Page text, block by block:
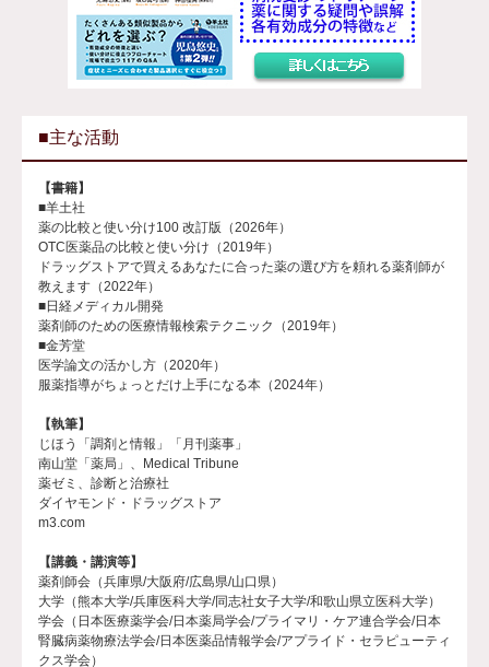
■主な活動
【書籍】
■羊土社
薬の比較と使い分け100 改訂版（2026年）
OTC医薬品の比較と使い分け（2019年）
ドラッグストアで買えるあなたに合った薬の選び方を頼れる薬剤師が
教えます（2022年）
■日経メディカル開発
薬剤師のための医療情報検索テクニック（2019年）
■金芳堂
医学論文の活かし方（2020年）
服薬指導がちょっとだけ上手になる本（2024年）
【執筆】
じほう「調剤と情報」「月刊薬事」
南山堂「薬局」、Medical Tribune
薬ゼミ、診断と治療社
ダイヤモンド・ドラッグストア
m3.com
【講義・講演等】
薬剤師会（兵庫県/大阪府/広島県/山口県）
大学（熊本大学/兵庫医科大学/同志社女子大学/和歌山県立医科大学）
学会（日本医療薬学会/日本薬局学会/プライマリ・ケア連合学会/日本
腎臓病薬物療法学会/日本医薬品情報学会/アプライド・セラピューティ
クス学会）